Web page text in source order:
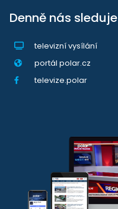
Denně nás sleduje
televizní vysílání
portál polar.cz
televize.polar